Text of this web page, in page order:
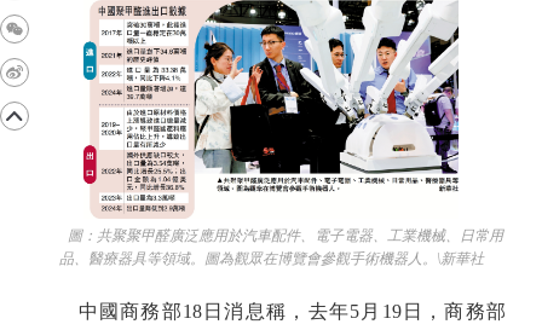
圖：共聚聚甲醛廣泛應用於汽車配件、電子電器、工業機械、日常用
品、醫療器具等領域。圖為觀眾在博覽會參觀手術機器人。\新華社
中國商務部18日消息稱，去年5月19日，商務部